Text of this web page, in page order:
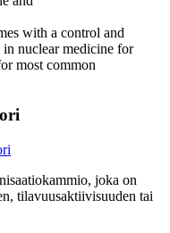
with a control and
in nuclear medicine for
most common
joka on
tilavuusaktiivisuuden tai